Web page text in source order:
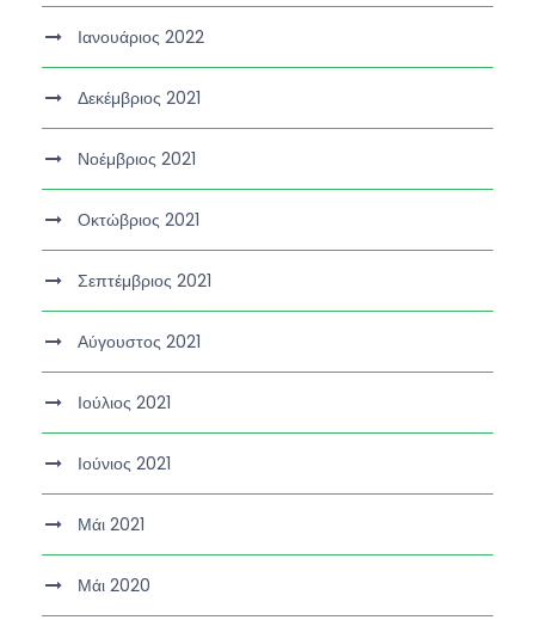
Ιανουάριος 2022
Δεκέμβριος 2021
Νοέμβριος 2021
Οκτώβριος 2021
Σεπτέμβριος 2021
Αύγουστος 2021
Ιούλιος 2021
Ιούνιος 2021
Μάι 2021
Μάι 2020